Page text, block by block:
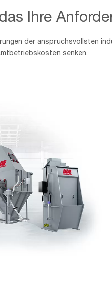
Ihre
der anspruchsvollsten
senken.